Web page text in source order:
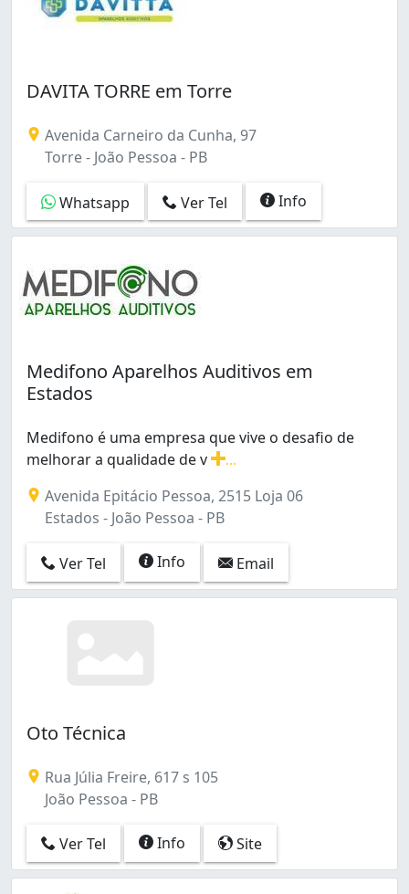
DAVITA TORRE em Torre
Avenida Carneiro da Cunha, 97
Torre - João Pessoa - PB
Whatsapp Ver Tel Info
Medifono Aparelhos Auditivos em
Estados
Medifono é uma empresa que vive o desafio de
melhorar a qualidade de v
Avenida Epitácio Pessoa, 2515 Loja 06
Estados - João Pessoa - PB
Ver Tel Info Email
Oto Técnica
Rua Júlia Freire, 617 s 105
João Pessoa - PB
Ver Tel Info Site